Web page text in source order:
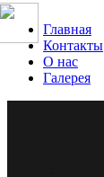
Главная
Контакты
О нас
Галерея